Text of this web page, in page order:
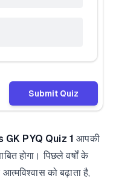
Submit Quiz
PYQ Quiz 1 आपकी
होगा। पिछले वर्षों के
को बढ़ाता है,